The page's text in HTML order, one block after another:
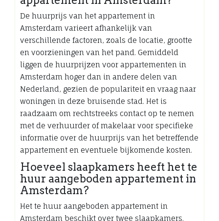
De huurprijs van het appartement in
Amsterdam varieert afhankelijk van
verschillende factoren, zoals de locatie, grootte
en voorzieningen van het pand. Gemiddeld
liggen de huurprijzen voor appartementen in
Amsterdam hoger dan in andere delen van
Nederland, gezien de populariteit en vraag naar
woningen in deze bruisende stad. Het is
raadzaam om rechtstreeks contact op te nemen
met de verhuurder of makelaar voor specifieke
informatie over de huurprijs van het betreffende
appartement en eventuele bijkomende kosten.
Hoeveel slaapkamers heeft het te
huur aangeboden appartement in
Amsterdam?
Het te huur aangeboden appartement in
Amsterdam beschikt over twee slaapkamers.